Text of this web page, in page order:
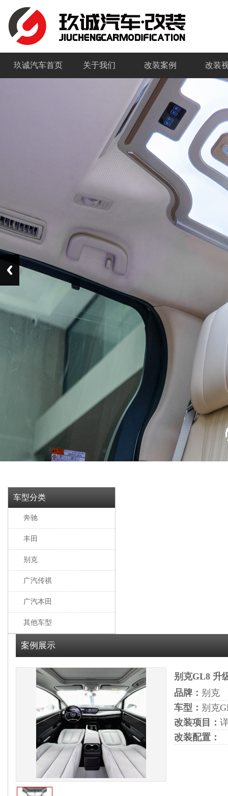
玖诚汽车首页 关于我们 改装案例 改装
车型分类
奔驰
丰田
别克
广汽传祺
广汽本田
其他车型
案例展示
别克GL8 升
品牌： 别克
车型： 别克
改装项目：
改装配置：